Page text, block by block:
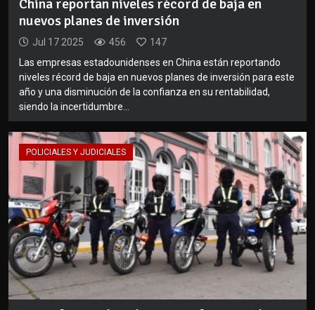
China reportan niveles récord de baja en
nuevos planes de inversión
Jul 17 2025 456
147
Las empresas estadounidenses en China están reportando
niveles récord de baja en nuevos planes de inversión para este
año y una disminución de la confianza en su rentabilidad,
siendo la incertidumbre...
POLICIALES Y JUDICIALES